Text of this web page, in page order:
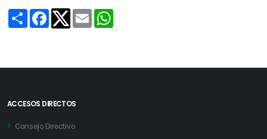
Share
Facebook
Twitter
Email
ACCESOS DIRECTOS
Consejo Directivo